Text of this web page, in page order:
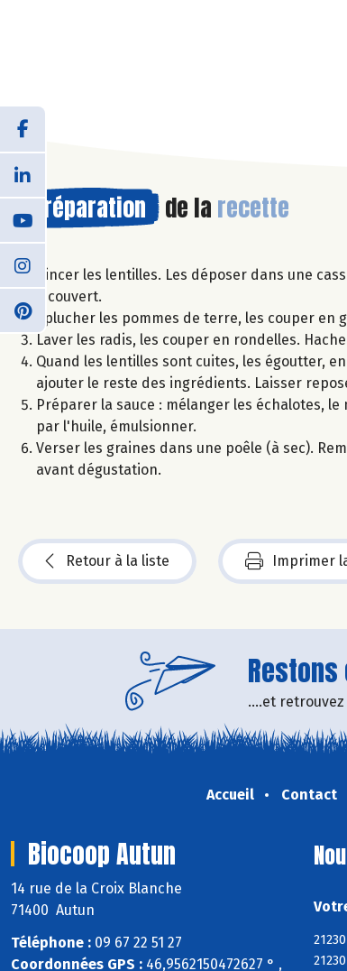
Préparation de la recette
Rincer les lentilles. Les déposer dans une
à couvert.
Éplucher les pommes de terre, les couper en
Laver les radis, les couper en rondelles.
Quand les lentilles sont cuites, les égoutter,
ajouter le reste des ingrédients. Laisser
Préparer la sauce : mélanger les échalotes,
par l'huile, émulsionner.
Verser les graines dans une poêle (à sec).
avant dégustation.
Retour à la liste Imprimer
....et
Accueil Contact
Biocoop Autun
14 rue de la Croix Blanche
71400 Autun
Téléphone : 09 67 22 51 27
Coordonnées GPS : 46,9562150472627 ° ,